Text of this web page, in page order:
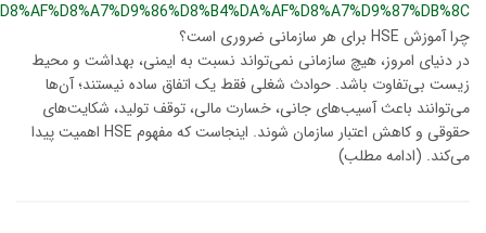
%D8%AF%D8%A7%D9%86%D8%B4%DA%AF%D8%A7%D9%87%DB%8C
چرا آموزش HSE برای هر سازمانی ضروری است؟
در دنیای امروز، هیچ سازمانی نمی‌تواند نسبت به ایمنی، بهداشت و محیط
زیست بی‌تفاوت باشد. حوادث شغلی فقط یک اتفاق ساده نیستند؛ آن‌ها
می‌توانند باعث آسیب‌های جانی، خسارت مالی، توقف تولید، شکایت‌های
حقوقی و کاهش اعتبار سازمان شوند. اینجاست که مفهوم HSE اهمیت پیدا
می‌کند. (ادامه مطلب)